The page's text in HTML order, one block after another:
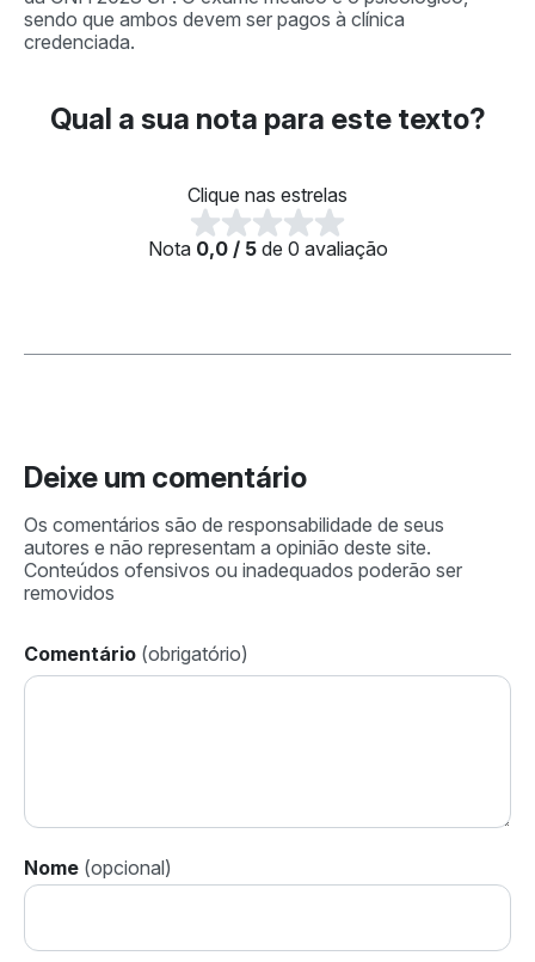
sendo que ambos devem ser pagos à clínica
credenciada.
Qual a sua nota para este texto?
Clique nas estrelas
Nota 0,0 / 5de 0 avaliação
Deixe um comentário
Comentário
Nome